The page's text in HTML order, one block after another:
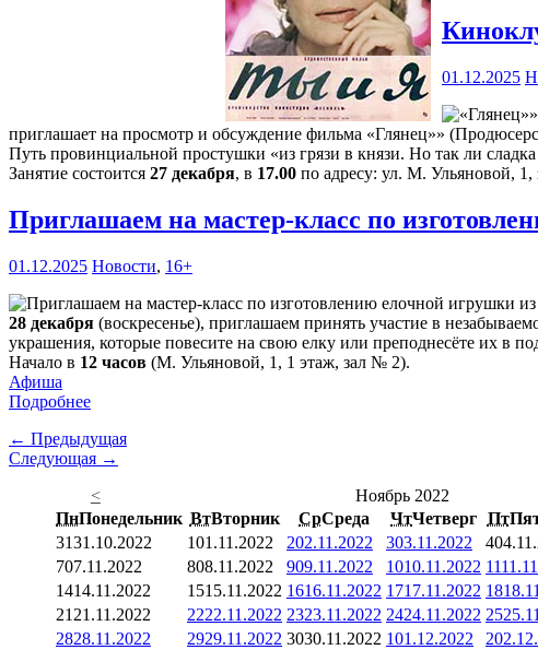
01.12.2025
приглашает на просмотр и обсуждение фильма «Глянец»»
Путь провинциальной простушки «из грязи в князи. Но так ли сладка
Занятие состоится 27 декабря, в 17.00 по адресу: ул. М. Ульяновой,
Приглашаем на мастер-класс по
01.12.2025 Новости, 16+
28 декабря (воскресенье), приглашаем принять участие в
украшения, которые повесите на свою елку или преподнесёте их в
Начало в 12 часов (М. Ульяновой, 1, 1 этаж, зал № 2).
Афиша
Подробнее
← Предыдущая
Следующая →
<
Ноябрь 2022
ПнПонедельник ВтВторник СрСреда ЧтЧетверг Пт
3131.10.2022 101.11.2022 202.11.2022 303.11.2022 4
707.11.2022 808.11.2022 909.11.2022 1010.11.2022 11
1414.11.2022 1515.11.2022 1616.11.2022 1717.11.2022 18
21 21.11.2022 2222.11.2022 2323.11.2022 2424.11.2022 25
2828.11.2022 2929.11.2022 3030.11.2022 101.12.2022 2